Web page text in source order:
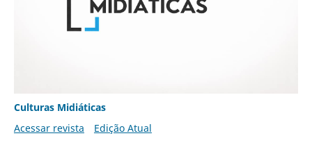
Culturas Midiáticas
Acessar revista
Edição Atual